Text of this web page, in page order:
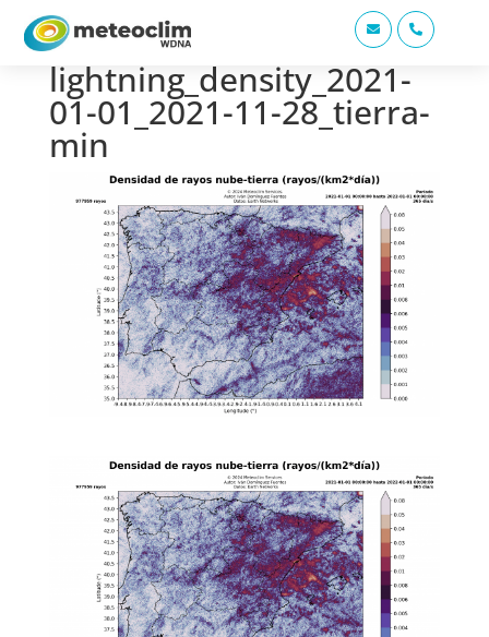
 
lightning_density_2021-
01-01_2021-11-28_tierra-
min